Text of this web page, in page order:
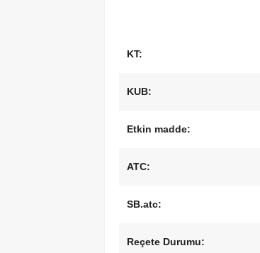
KT:
KUB:
Etkin madde:
ATC:
SB.atc:
Reçete Durumu: